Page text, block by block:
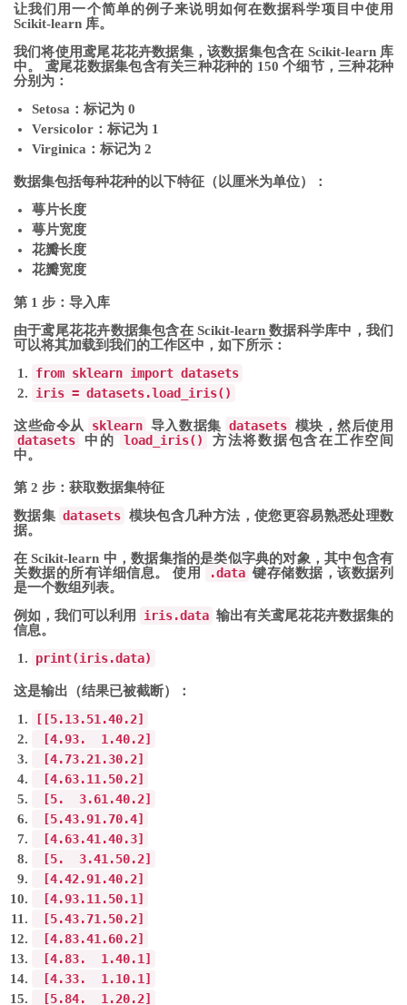
让我们用一个简单的例子来说明如何在数据科学项目中使用
Scikit-learn 库。
我们将使用鸢尾花花卉数据集，该数据集包含在 Scikit-learn 库
中。 鸢尾花数据集包含有关三种花种的 150 个细节，三种花种
分别为：
Setosa：标记为 0
Versicolor：标记为 1
Virginica：标记为 2
数据集包括每种花种的以下特征（以厘米为单位）：
萼片长度
萼片宽度
花瓣长度
花瓣宽度
第 1 步：导入库
由于鸢尾花花卉数据集包含在 Scikit-learn 数据科学库中，我们
可以将其加载到我们的工作区中，如下所示：
from sklearn import datasets
iris = datasets.load_iris()
这些命令从 sklearn 导入数据集 datasets 模块，然后使用
datasets
中的 load_iris()
方法将数据包含在工作空间
中。
第 2 步：获取数据集特征
数据集 datasets 模块包含几种方法，使您更容易熟悉处理数
据。
在 Scikit-learn 中，数据集指的是类似字典的对象，其中包含有
关数据的所有详细信息。 使用
.data 键存储数据，该数据列
是一个数组列表。
例如，我们可以利用
iris.data 输出有关鸢尾花花卉数据集的
信息。
print(iris.data)
这是输出（结果已被截断）：
[[5.13.51.40.2]
[4.93. 1.40.2]
[4.73.21.30.2]
[4.63.11.50.2]
[5. 3.61.40.2]
[5.43.91.70.4]
[4.63.41.40.3]
[5. 3.41.50.2]
[4.42.91.40.2]
[4.93.11.50.1 ]
[5.43.71.50.2]
[4.83.41.60.2]
[4.83. 1.40.1 ]
[4.33. 1.10.1 ]
[5.84. 1.20.2]